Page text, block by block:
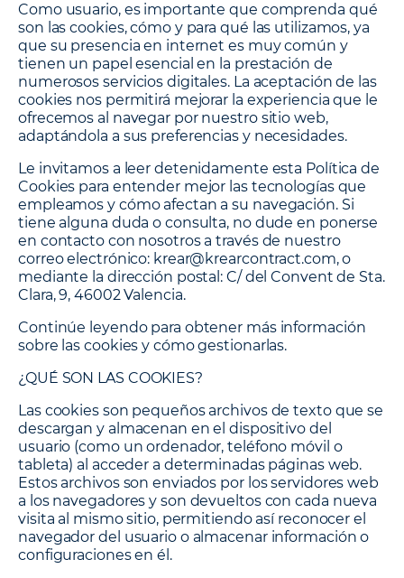
Como usuario, es importante que comprenda qué
son las cookies, cómo y para qué las utilizamos, ya
que su presencia en internet es muy común y
tienen un papel esencial en la prestación de
numerosos servicios digitales. La aceptación de las
cookies nos permitirá mejorar la experiencia que le
ofrecemos al navegar por nuestro sitio web,
adaptándola a sus preferencias y necesidades.
Le invitamos a leer detenidamente esta Política de
Cookies para entender mejor las tecnologías que
empleamos y cómo afectan a su navegación. Si
tiene alguna duda o consulta, no dude en ponerse
en contacto con nosotros a través de nuestro
correo electrónico: krear@krearcontract.com, o
mediante la dirección postal: C/ del Convent de Sta.
Clara, 9, 46002 Valencia.
Continúe leyendo para obtener más información
sobre las cookies y cómo gestionarlas.
¿QUÉ SON LAS COOKIES?
Las cookies son pequeños archivos de texto que se
descargan y almacenan en el dispositivo del
usuario (como un ordenador, teléfono móvil o
tableta) al acceder a determinadas páginas web.
Estos archivos son enviados por los servidores web
a los navegadores y son devueltos con cada nueva
visita al mismo sitio, permitiendo así reconocer el
navegador del usuario o almacenar información o
configuraciones en él.